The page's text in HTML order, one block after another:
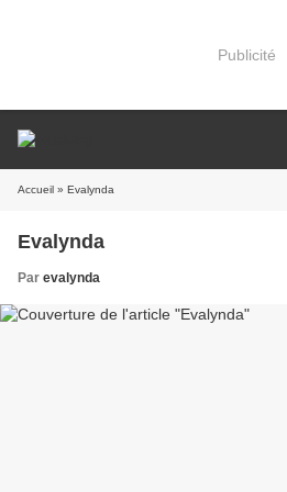
Publicité
Accueil » Evalynda
Evalynda
Par evalynda